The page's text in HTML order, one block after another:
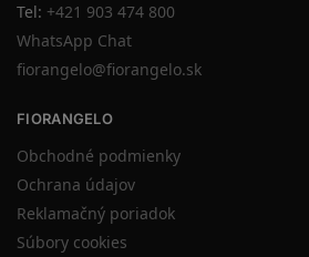
Tel: +421 903 474 800
WhatsApp Chat
fiorangelo@fiorangelo.sk
FIORANGELO
Obchodné podmienky
Ochrana údajov
Reklamačný poriadok
Súbory cookies